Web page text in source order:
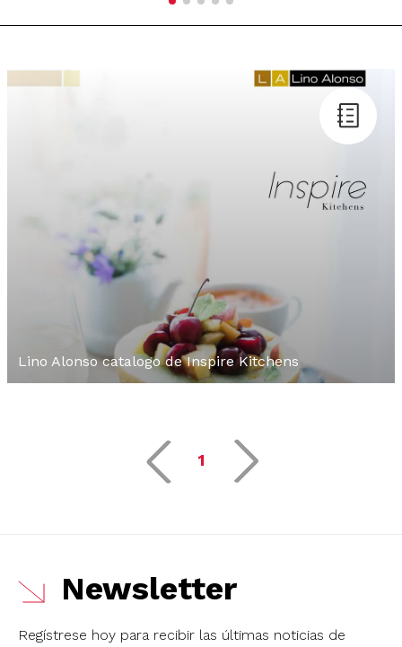
Lino Alonso catalogo de Inspire Kitchens
1
Newsletter
Regístrese hoy para recibir las últimas noticias de